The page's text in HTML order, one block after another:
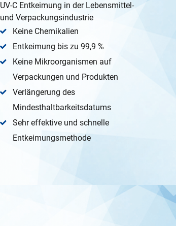
UV-C Entkeimung in der Lebensmittel-
und Verpackungsindustrie
Keine Chemikalien
Entkeimung bis zu 99,9 %
Keine Mikroorganismen auf
Verpackungen und Produkten
Verlängerung des
Mindesthaltbarkeitsdatums
Sehr effektive und schnelle
Entkeimungsmethode